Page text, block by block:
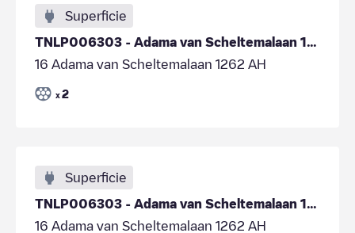
Superficie
TNLP006303 - Adama van Scheltemalaan 18, Blaricum
16 Adama van Scheltemalaan 1262 AH
x 2
Superficie
TNLP006303 - Adama van Scheltemalaan 18, Blaricum
16 Adama van Scheltemalaan 1262 AH